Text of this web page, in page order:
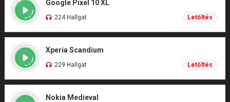
Google Pixel 10 XL
224 Hallgat Letöltés
Xperia Scandium
229 Hallgat Letöltés
Nokia Medieval